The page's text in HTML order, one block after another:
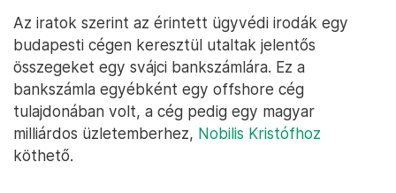
Az iratok szerint az érintett ügyvédi irodák egy
budapesti cégen keresztül utaltak jelentős
összegeket egy svájci bankszámlára. Ez a
bankszámla egyébként egy offshore cég
tulajdonában volt, a cég pedig egy magyar
milliárdos üzletemberhez, Nobilis Kristófhoz
köthető.